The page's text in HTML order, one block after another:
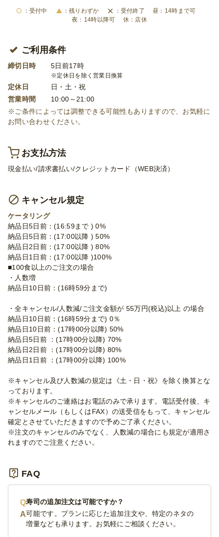
受付中 残りわずか 受付終了
14時まで可
14時以降可
店休
ご利用条件
締切日時 5日前17時
※定休日を除く営業日換算
定休日
日・土・祝
営業時間
10:00～21:00
※ご条件によっては調整できる可能性もありますので、お気軽に
お問い合わせください。
お支払方法
現金払い/請求書払い/クレジットカード（WEB決済）
キャンセル規定
ケータリング
納品日5日前：(16:59まで ) 0%
納品日5日前：(17:00以降 ) 50%
納品日2日前：(17:00以降 ) 80%
納品日1日前：(17:00以降 )100%
■100食以上のご注文の場合
・人数増
納品日10日前：(16時59分まで)
・全キャンセル/人数減/ご注文金額が 55万円(税込)以上 の場合
納品日10日前：(16時59分まで) 0％
納品日10日前：(17時00分以降) 50%
納品日5日前 ：(17時00分以降) 70%
納品日2日前 ：(17時00分以降) 80%
納品日1日前 ：(17時00分以降) 100%
※キャンセル及び人数減の規定は《土・日・祝》を除く換算とな
っております。
※キャンセルのご連絡はお電話のみで承ります。電話受付後、キ
ャンセルメール（もしくはFAX）の送受信をもって、キャンセル
確定とさせていただきますので予めご了承ください。
※注文のキャンセルのみでなく、人数減の場合にも規定が適用さ
れますのでご注意ください。
FAQ
寿司の追加注文は可能ですか？
可能です。プランに応じた追加注文や、特定のネタの
増量なども承ります。お気軽にご相談ください。